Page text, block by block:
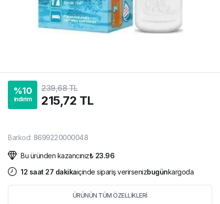
%10
indirim
239,68 TL
215,72 TL
Barkod: 8699220000048
Bu üründen kazancınız₺ 23.96
12 saat 27 dakikaiçinde sipariş verirsenizbugünkargoda
ÜRÜNÜN TÜM ÖZELLİKLERİ